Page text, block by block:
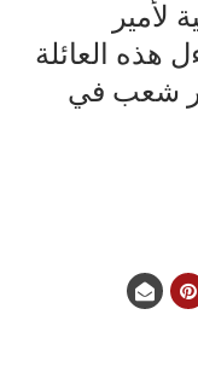
لأمير
هذه العائلة
شعب في